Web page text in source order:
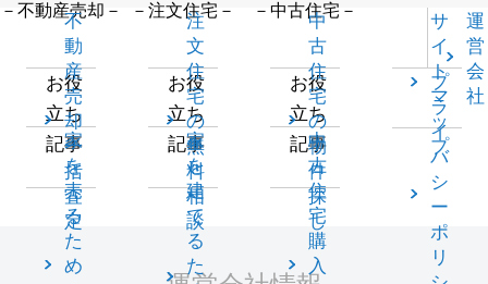
－不動産売却－
不
動
産
売
却
一
括
査
定
お役
立ち
記事
家
を
売
る
た
め
－注文住宅－
注
文
住
宅
の
無
料
相
談
お役
立ち
記事
家
を
建
て
る
た
－中古住宅－
中
古
住
宅
の
物
件
探
し
お役
立ち
記事
中
古
住
宅
購
入
サ
イ
ト
マ
ッ
プ
運
営
会
社
プ
ラ
イ
バ
シ
ー
ポ
リ